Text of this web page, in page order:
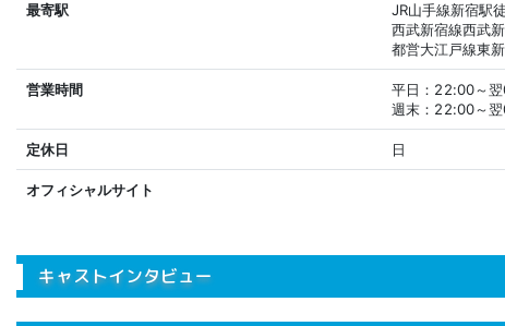
最寄駅
JR山手線新宿駅
西武新宿線西武
都営大江戸線東
営業時間
平日：22:00～
週末：22:00～
定休日 日
オフィシャルサイト
キャストインタビュー